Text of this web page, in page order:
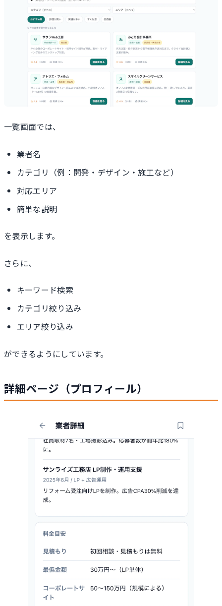
一覧画面では、
業者名
カテゴリ（例：開発・デザイン・施工など）
対応エリア
簡単な説明
を表示します。
さらに、
キーワード検索
カテゴリ絞り込み
エリア絞り込み
ができるようにしています。
詳細ページ（プロフィール）